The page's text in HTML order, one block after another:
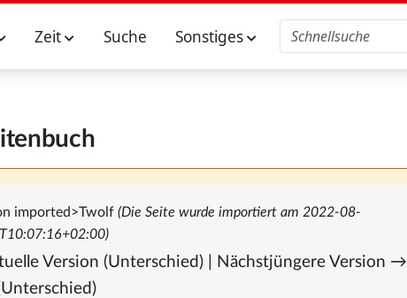
Zeit Suche Sonstiges
imported>Twolf (Die Seite wurde importiert am 2022-08-
Version (Unterschied) | Nächstjüngere Version →